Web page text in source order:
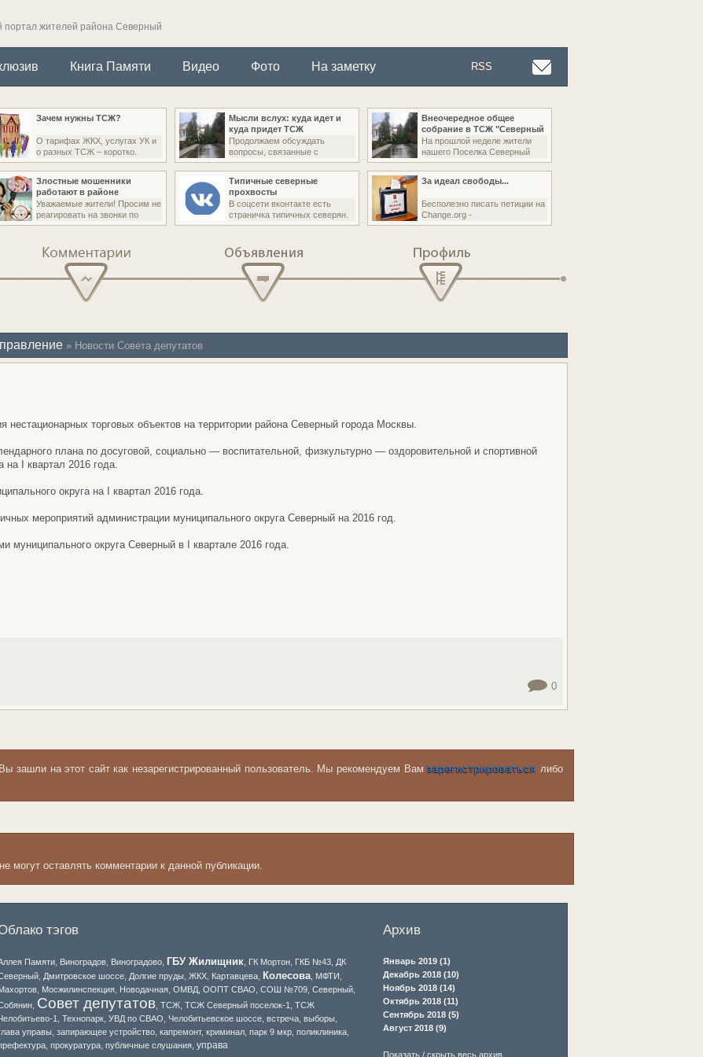
жителей района Северный
Книга Памяти Видео Фото На заметку RSS
Зачем нужны ТСЖ?
О тарифах ЖКХ, услугах УК и
о разных ТСЖ – коротко.
Мысли вслух: куда идет и
куда придет ТСЖ
Продолжаем обсуждать
вопросы, связанные с
Внеочередное общее
собрание в ТСЖ "Северный
На прошлой неделе жители
нашего Поселка Северный
Злостные мошенники
работают в районе
Уважаемые жители! Просим не
реагировать на звонки по
Типичные северные
прохвосты
В соцсети вконтакте есть
страничка типичных северян.
За идеал свободы...
Бесполезно писать петиции на
Change.org -
» Новости Совета депутатов
торговых объектов на территории района Северный города Москвы.
плана по досуговой, социально — воспитательной, физкультурно — оздоровительной и спортивной
на I квартал 2016 года.
округа на I квартал 2016 года.
мероприятий администрации муниципального округа Северный на 2016 год.
муниципального округа Северный в I квартале 2016 года.
0
зашли на этот сайт как незарегистрированный пользователь. Мы рекомендуем Вамзарегистрироваться либо
не могут оставлять комментарии к данной публикации.
тэгов
Памяти Виноградов Виноградово ГБУ Жилищник ГК Мортон ГКБ №43 ДК
Дмитровское шоссе Долгие пруды ЖКХ Картавцева Колесова МФТИ
Мосжилинспекция Новодачная ОМВД ООПТ СВАО СОШ №709 Северный
Совет депутатов ТСЖ ТСЖ Северный поселок-1
ТСЖ
1
Технопарк УВД по СВАО Челобитьевское шоссе встреча выборы
управы запирающее устройство капремонт, криминал парк 9 мкр поликлиника
прокуратура публичные слушания управа
Архив
Январь 2019 (1)
Декабрь 2018 (10)
Ноябрь 2018 (14)
Октябрь 2018 (11)
Сентябрь 2018 (5)
Август 2018 (9)
Показать / скрыть весь архив